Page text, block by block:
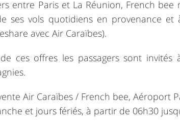
entre Paris et La Réunion, French
ses vols quotidiens en provenance et
avec Air Caraïbes).
ces offres les passagers sont
Air Caraïbes / French bee, Aéroport
et jours fériés, à partir de 06h30